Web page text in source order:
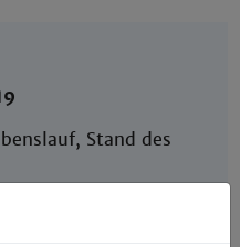
Stand des